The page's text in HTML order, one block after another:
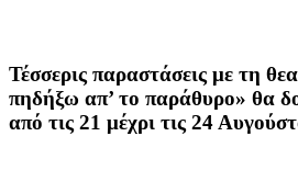
Τέσσερις παραστάσεις με τη
πηδήξω απ’ το παράθυρο» θα
από τις 21 μέχρι τις 24